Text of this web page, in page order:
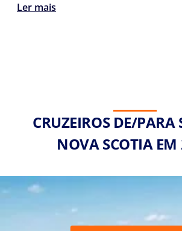
Ler mais
CRUZEIROS DE/PARA
NOVA SCOTIA